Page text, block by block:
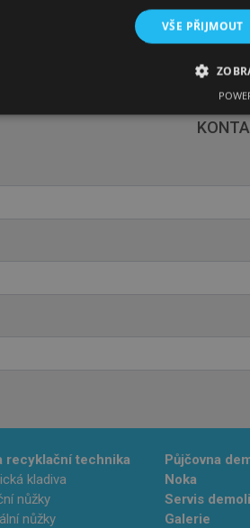
recyklační technika
kladiva
nůžky
nůžky
Půjčovna
Noka
Servis
Galerie
VŠE PŘIJMOUT